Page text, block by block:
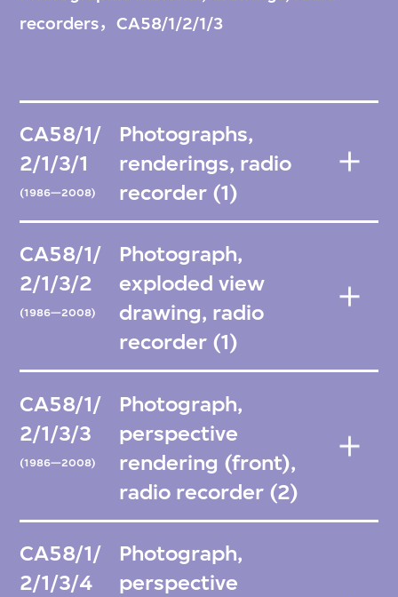
recorders，CA58/1/2/1/3
CA58/1/
2/1/3/1
(1986—2008)
Photographs,
renderings, radio
recorder (1)
CA58/1/
2/1/3/2
(1986—2008)
Photograph,
exploded view
drawing, radio
recorder (1)
CA58/1/
2/1/3/3
(1986—2008)
Photograph,
perspective
rendering (front),
radio recorder (2)
CA58/1/
2/1/3/4
Photograph,
perspective